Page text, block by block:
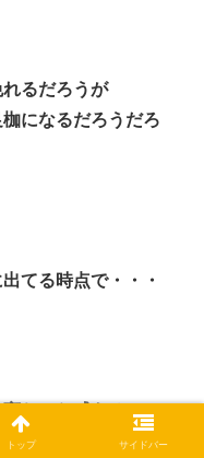
るだろうが
になるだろうだろ
てる時点で・・・
わった感ある
トップ サイドバー